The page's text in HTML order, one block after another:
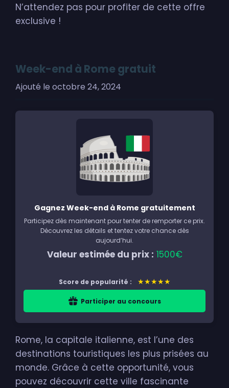
N’attendez pas pour profiter de cette offre
exclusive !
Week-end à Rome gratuit
Ajouté le octobre 24, 2024
Gagnez Week-end à Rome gratuitement
Participez dès maintenant pour tenter de remporter ce prix.
Découvrez les détails et tentez votre chance dès
aujourd’hui.
Valeur estimée du prix : 1500€
Score de popularité : ★★★★★
Participer au concours
Rome, la capitale italienne, est l’une des
destinations touristiques les plus prisées au
monde. Grâce à cette opportunité, vous
pouvez découvrir cette ville fascinante